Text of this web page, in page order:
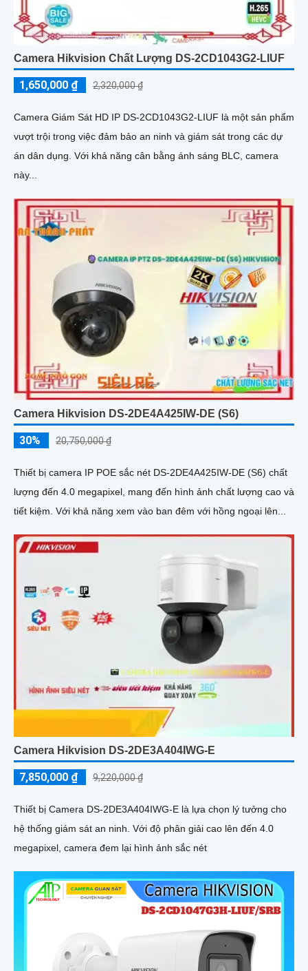
Camera Hikvision Chất Lượng DS-2CD1043G2-LIUF
1,650,000 ₫ 2,320,000 ₫
Camera Giám Sát HD IP DS-2CD1043G2-LIUF là một sản phẩm
vượt trội trong việc đảm bảo an ninh và giám sát trong các dự
án dân dụng. Với khả năng cân bằng ánh sáng BLC, camera
này...
Camera Hikvision DS-2DE4A425IW-DE (S6)
30% 20,750,000 ₫
Thiết bị camera IP POE sắc nét DS-2DE4A425IW-DE (S6) chất
lượng đến 4.0 megapixel, mang đến hình ảnh chất lượng cao và
tiết kiệm. Với khả năng xem vào ban đêm với hồng ngoại lên...
Camera Hikvision DS-2DE3A404IWG-E
7,850,000 ₫ 9,220,000 ₫
Thiết bị Camera DS-2DE3A404IWG-E là lựa chọn lý tưởng cho
hệ thống giám sát an ninh. Với độ phân giải cao lên đến 4.0
megapixel, camera đem lại hình ảnh sắc nét